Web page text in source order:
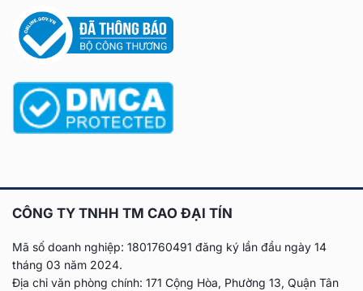
CÔNG TY TNHH TM CAO ĐẠI TÍN
Mã số doanh nghiệp: 1801760491 đăng ký lần đầu ngày 14
tháng 03 năm 2024.
Địa chỉ văn phòng chính: 171 Cộng Hòa, Phường 13, Quận Tân